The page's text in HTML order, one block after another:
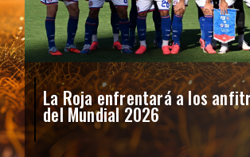
La Roja enfrentará a los
del Mundial 2026